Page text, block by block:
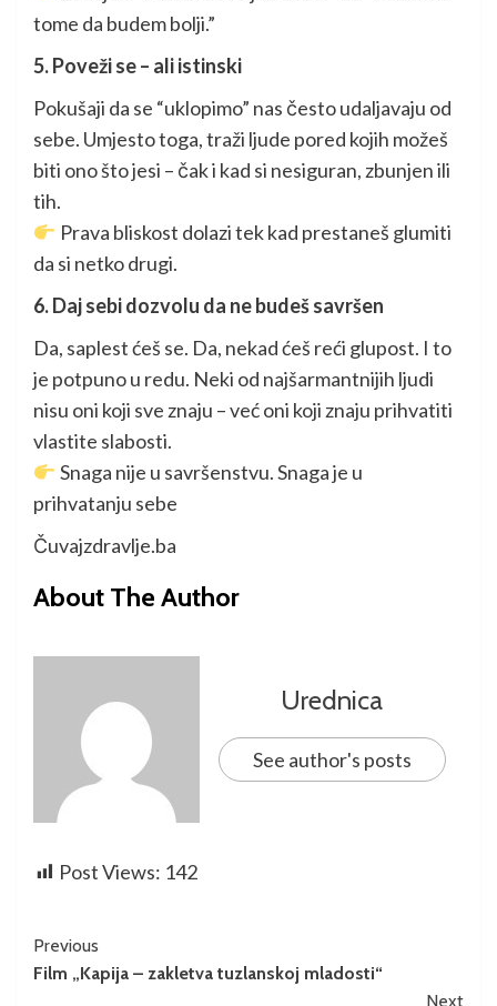
tome da budem bolji.”
5. Poveži se – ali istinski
Pokušaji da se “uklopimo” nas često udaljavaju od
sebe. Umjesto toga, traži ljude pored kojih možeš
biti ono što jesi – čak i kad si nesiguran, zbunjen ili
tih.
Prava bliskost dolazi tek kad prestaneš glumiti
da si netko drugi.
6. Daj sebi dozvolu da ne budeš savršen
Da, saplest ćeš se. Da, nekad ćeš reći glupost. I to
je potpuno u redu. Neki od najšarmantnijih ljudi
nisu oni koji sve znaju – već oni koji znaju prihvatiti
vlastite slabosti.
Snaga nije u savršenstvu. Snaga je u
prihvatanju sebe
Čuvajzdravlje.ba
About The Author
Urednica
See author's posts
Post Views: 142
Previous
Film „Kapija – zakletva tuzlanskoj mladosti“
Next